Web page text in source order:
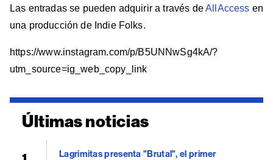
Las entradas se pueden adquirir a través deAllAccess en
una producción de Indie Folks.
https://www.instagram.com/p/B5UNNwSg4kA/?
utm_source=ig_web_copy_link
Últimas noticias
Lagrimitas presenta "Brutal", el primer